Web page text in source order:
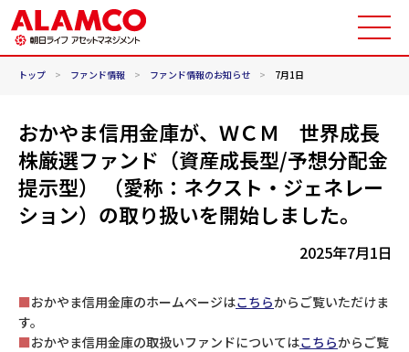
トップ > ファンド情報 > ファンド情報のお知らせ > 7月1日
おかやま信用金庫が、ＷＣＭ 世界成長
株厳選ファンド（資産成長型/予想分配金
提示型） （愛称：ネクスト・ジェネレー
ション）の取り扱いを開始しました。
2025年7月1日
■おかやま信用金庫のホームページはこちらからご覧いただけま
す。
■おかやま信用金庫の取扱いファンドについてはこちらからご覧